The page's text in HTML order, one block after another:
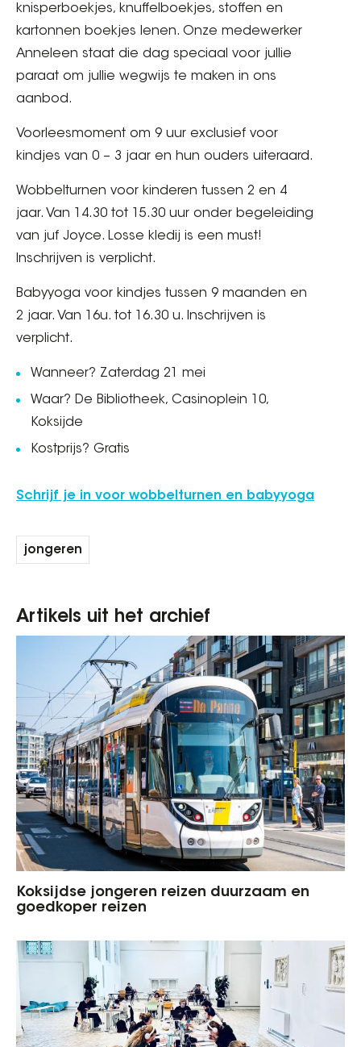
knisperboekjes, knuffelboekjes, stoffen en
kartonnen boekjes lenen. Onze medewerker
Anneleen staat die dag speciaal voor jullie
paraat om jullie wegwijs te maken in ons
aanbod.
Voorleesmoment om 9 uur exclusief voor
kindjes van 0 – 3 jaar en hun ouders uiteraard.
Wobbelturnen voor kinderen tussen 2 en 4
jaar. Van 14.30 tot 15.30 uur onder begeleiding
van juf Joyce. Losse kledij is een must!
Inschrijven is verplicht.
Babyyoga voor kindjes tussen 9 maanden en
2 jaar. Van 16u. tot 16.30 u. Inschrijven is
verplicht.
Wanneer? Zaterdag 21 mei
Waar? De Bibliotheek, Casinoplein 10,
Koksijde
Kostprijs? Gratis
Schrijf je in voor wobbelturnen en babyyoga
jongeren
Artikels uit het archief
Koksijdse jongeren reizen duurzaam en
goedkoper reizen